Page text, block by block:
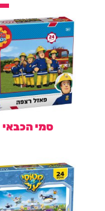
סמי הכבאי